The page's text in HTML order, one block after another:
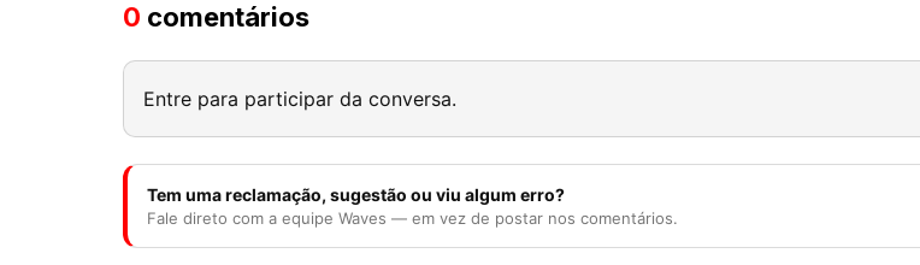
0 comentários
Entre para participar da conversa.
Tem uma reclamação, sugestão ou viu algum erro?
Fale direto com a equipe Waves — em vez de postar nos comentários.